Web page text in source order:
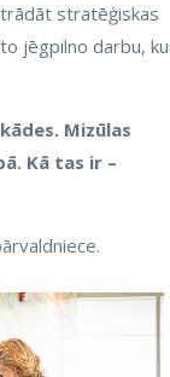
stratēģiskas
jēgpilno darbu,
Mizūlas
Kā tas ir –